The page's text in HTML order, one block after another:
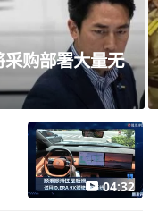
立功者
04:32